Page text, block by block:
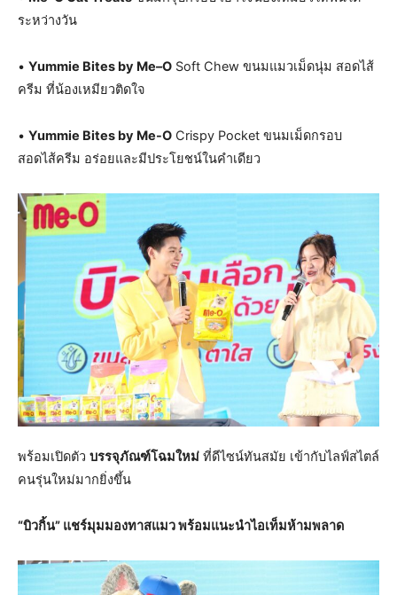
ระหว่างวัน
• Yummie Bites by Me–O Soft Chew ขนมแมวเม็ดนุ่ม สอดไส้
ครีม ที่น้องเหมียวติดใจ
• Yummie Bites by Me-O Crispy Pocket ขนมเม็ดกรอบ
สอดไส้ครีม อร่อยและมีประโยชน์ในคำเดียว
พร้อมเปิดตัว บรรจุภัณฑ์โฉมใหม่ ที่ดีไซน์ทันสมัย เข้ากับไลฟ์สไตล์
คนรุ่นใหม่มากยิ่งขึ้น
“บิวกิ้น” แชร์มุมมองทาสแมว พร้อมแนะนำไอเท็มห้ามพลาด